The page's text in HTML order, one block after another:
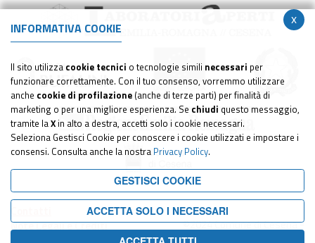
Note Legali e Crediti
©2024 Comune di Cesena -
x
INFORMATIVA COOKIE
Il sito utilizza cookie tecnici o tecnologie simili necessari per
funzionare correttamente. Con il tuo consenso, vorremmo utilizzare
anche cookie di profilazione (anche di terze parti) per finalità di
marketing o per una migliore esperienza. Se chiudi questo messaggio,
tramite laX in alto a destra, accetti solo i cookie necessari.
Seleziona Gestisci Cookie per conoscere i cookie utilizzati e impostare i
consensi. Consulta anche la nostra Privacy Policy.
GESTISCI COOKIE
ACCETTA SOLO I NECESSARI